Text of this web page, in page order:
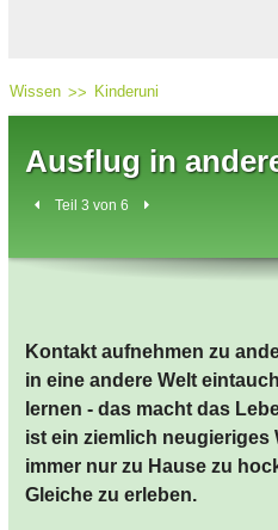
Wissen Kinderuni
Ausflug in
Teil 3 von 6
Kontakt aufnehmen zu
in eine andere Welt
lernen - das macht das
ist ein ziemlich neugieriges
immer nur zu Hause zu
Gleiche zu erleben.